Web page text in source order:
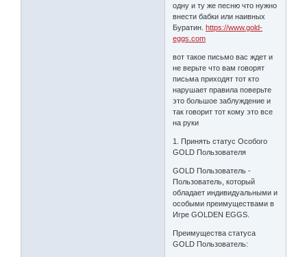
одну и ту же песню что нужно
внести бабки или наивных
Буратин.https://www.gold-
eggs.com
вот такое письмо вас ждет и
не верьте что вам говорят
письма приходят тот кто
нарушает правила поверьте
это большое заблуждение и
так говорит тот кому это все
на руки
1. Принять статус Особого
GOLD Пользователя
GOLD Пользователь -
Пользователь, который
обладает индивидуальными и
особыми преимуществами в
Игре GOLDEN EGGS.
Преимущества статуса
GOLD Пользователь: